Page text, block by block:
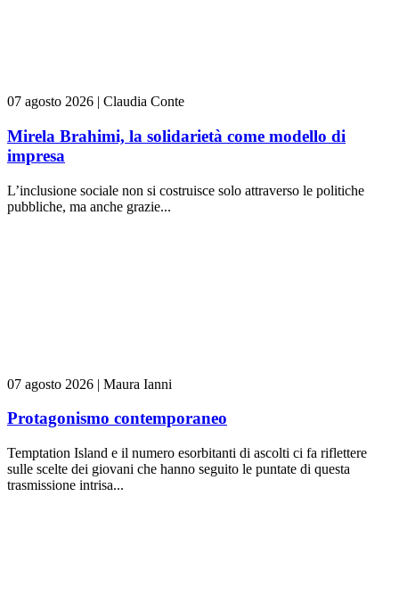
07 agosto 2026 | Claudia Conte
Mirela Brahimi, la solidarietà come modello di
impresa
L’inclusione sociale non si costruisce solo attraverso le politiche
pubbliche, ma anche grazie...
07 agosto 2026 | Maura Ianni
Protagonismo contemporaneo
Temptation Island e il numero esorbitanti di ascolti ci fa riflettere
sulle scelte dei giovani che hanno seguito le puntate di questa
trasmissione intrisa...